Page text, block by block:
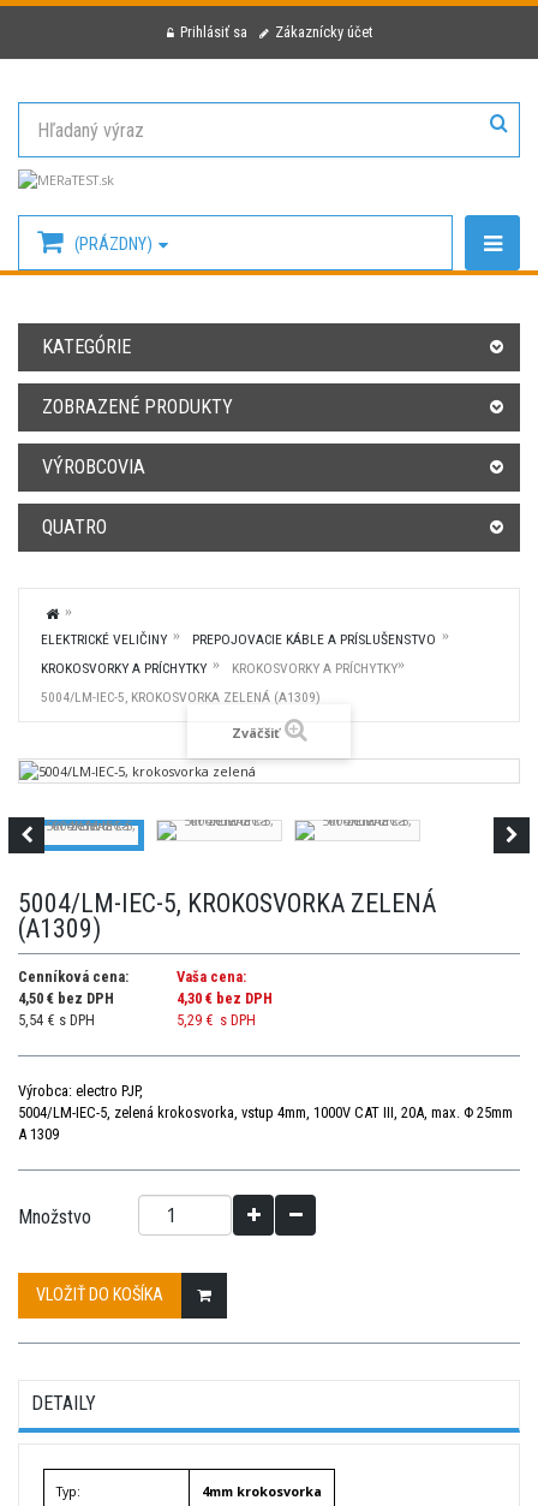
Prihlásiť sa Zákaznícky účet
(PRÁZDNY)
KATEGÓRIE
ZOBRAZENÉ PRODUKTY
VÝROBCOVIA
QUATRO
ELEKTRICKÉ VELIČINY
PREPOJOVACIE KÁBLE A PRÍSLUŠENSTVO
KROKOSVORKY A PRÍCHYTKY
KROKOSVORKY A PRÍCHYTKY
5004/LM-IEC-5, KROKOSVORKA ZELENÁ (A1309)
Zväčšiť
5004/LM-IEC-5, KROKOSVORKA ZELENÁ
(A1309)
Cenníková cena:
4,50 € bez DPH
5,54 € s DPH
Vaša cena:
4,30 € bez DPH
5,29 € s DPH
Výrobca: electro PJP,
5004/LM-IEC-5, zelená krokosvorka, vstup 4mm, 1000V CAT III, 20A, max. Φ 25mm
A 1309
Množstvo
VLOŽIŤ DO KOŠÍKA
DETAILY
Typ: 4mm krokosvorka